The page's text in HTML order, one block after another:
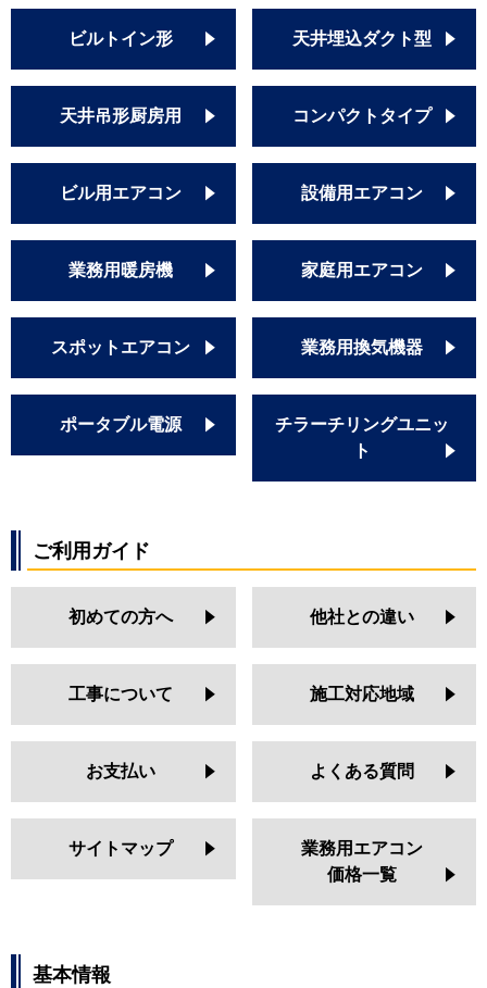
ビルトイン形 天井埋込ダクト型
天井吊形厨房用 コンパクトタイプ
ビル用エアコン 設備用エアコン
業務用暖房機 家庭用エアコン
スポットエアコン 業務用換気機器
ポータブル電源
チラーチリングユニッ
ト
ご利用ガイド
初めての方へ 他社との違い
工事について 施工対応地域
お支払い よくある質問
サイトマップ
業務用エアコン
価格一覧
基本情報